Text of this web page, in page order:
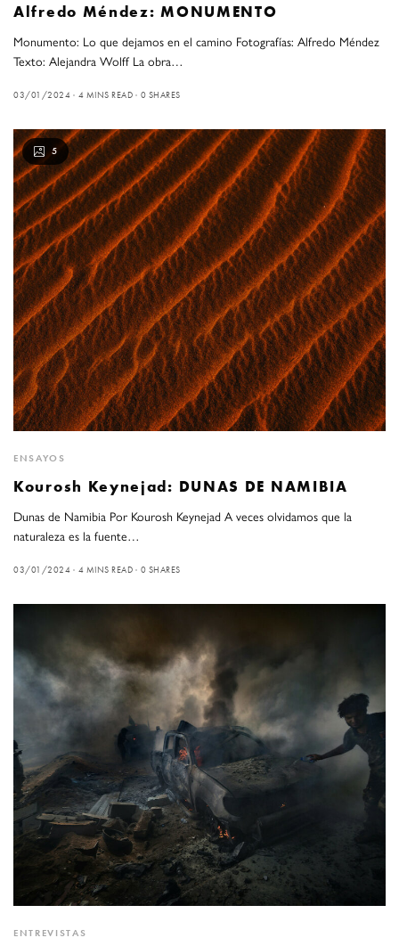
Alfredo Méndez: MONUMENTO
Monumento: Lo que dejamos en el camino Fotografías: Alfredo Méndez
Texto: Alejandra Wolff La obra…
03/01/2024 4 MINS READ 0 SHARES
5
ENSAYOS
Kourosh Keynejad: DUNAS DE NAMIBIA
Dunas de Namibia Por Kourosh Keynejad A veces olvidamos que la
naturaleza es la fuente…
03/01/2024 4 MINS READ 0 SHARES
ENTREVISTAS